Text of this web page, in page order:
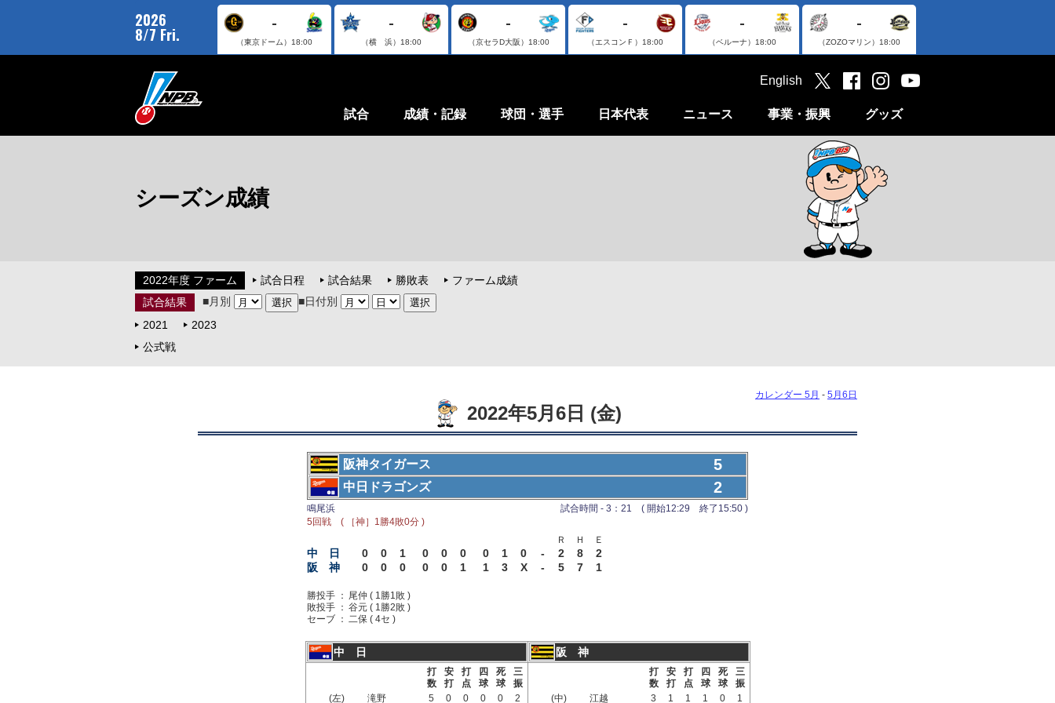
2026
8/7 Fri.
-
（東京ドーム） 18:00
-
（横 浜） 18:00
-
（京セラD大阪） 18:00
-
（エスコンＦ） 18:00
-
（ベルーナ） 18:00
-
（ZOZOマリン） 18:00
試合 成績・記録 球団・選手 日本代表 ニュース 事業・振興 グッズ
English
シーズン成績
2022年度 ファーム 試合日程 試合結果 勝敗表
ファーム成績
試合結果
■月別
■日付別
2021
2023
公式戦
カレンダー 5月 - 5月6日
2022年5月6日 (金)
阪神タイガース 5
中日ドラゴンズ 2
鳴尾浜
試合時間 - 3：21 ( 開始12:29 終了15:50 )
5回戦 ( ［神］1勝4敗0分 )
Ｒ
Ｈ Ｅ
中 日 0 0 1 0 0 0 0 1 0 - 2 8
2
阪 神
0 0 0 0 0 1 1 3 X - 5 7 1
勝投手 ： 尾仲 ( 1勝1敗 )
敗投手 ： 谷元 ( 1勝2敗 )
セーブ ： 二保 ( 4セ )
中 日 阪 神
打
数
安
打
打
点
四
球
死
球
三
振
(左)
滝野 5 0 0 0 0
2
打
数
安
打
打
点
四
球
死
球
三
振
(中)
江越 3 1 1 1 0
1